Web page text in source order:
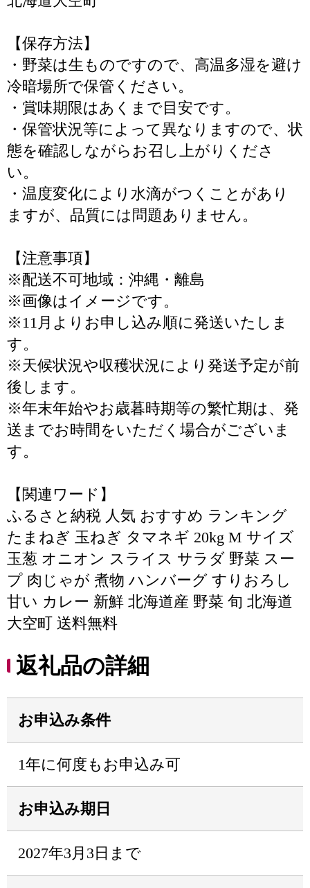
【保存方法】
・野菜は生ものですので、高温多湿を避け
冷暗場所で保管ください。
・賞味期限はあくまで目安です。
・保管状況等によって異なりますので、状
態を確認しながらお召し上がりくださ
い。
・温度変化により水滴がつくことがあり
ますが、品質には問題ありません。
【注意事項】
※配送不可地域：沖縄・離島
※画像はイメージです。
※11月よりお申し込み順に発送いたしま
す。
※天候状況や収穫状況により発送予定が前
後します。
※年末年始やお歳暮時期等の繁忙期は、発
送までお時間をいただく場合がございま
す。
【関連ワード】
ふるさと納税 人気 おすすめ ランキング
たまねぎ 玉ねぎ タマネギ 20kg M サイズ
玉葱 オニオン スライス サラダ 野菜 スー
プ 肉じゃが 煮物 ハンバーグ すりおろし
甘い カレー 新鮮 北海道産 野菜 旬 北海道
大空町 送料無料
返礼品の詳細
お申込み条件
1年に何度もお申込み可
お申込み期日
2027年3月3日まで